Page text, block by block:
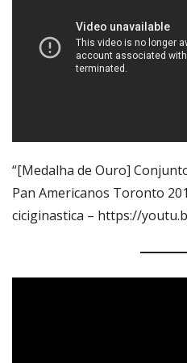
“[Medalha de Ouro]
Pan Americanos Toronto
ciciginastica – https://